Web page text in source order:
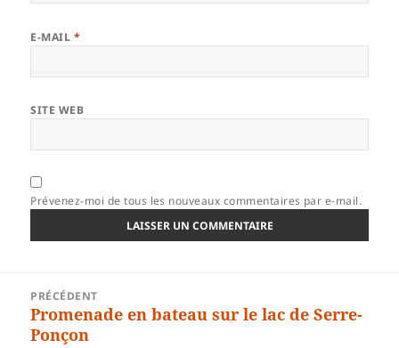
E-MAIL *
SITE WEB
Prévenez-moi de tous les nouveaux commentaires par e-mail.
l’article
PRÉCÉDENT
Article
précédent :
Promenade en bateau sur le lac de Serre-
Ponçon